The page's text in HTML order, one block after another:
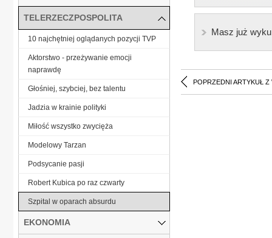
Masz już
POPRZEDNI ARTYKUŁ Z
TELERZECZPOSPOLITA
10 najchętniej oglądanych pozycji TVP
Aktorstwo - przeżywanie emocji
naprawdę
Głośniej, szybciej, bez talentu
Jadzia w krainie polityki
Miłość wszystko zwycięża
Modelowy Tarzan
Podsycanie pasji
Robert Kubica po raz czwarty
Szpital w oparach absurdu
EKONOMIA